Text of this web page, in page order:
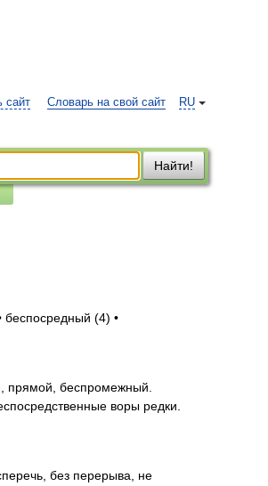
RU
сайт Словарь на свой сайт
Найти!
(4) •
прямой, беспромежный.
воры редки.
без перерыва, не